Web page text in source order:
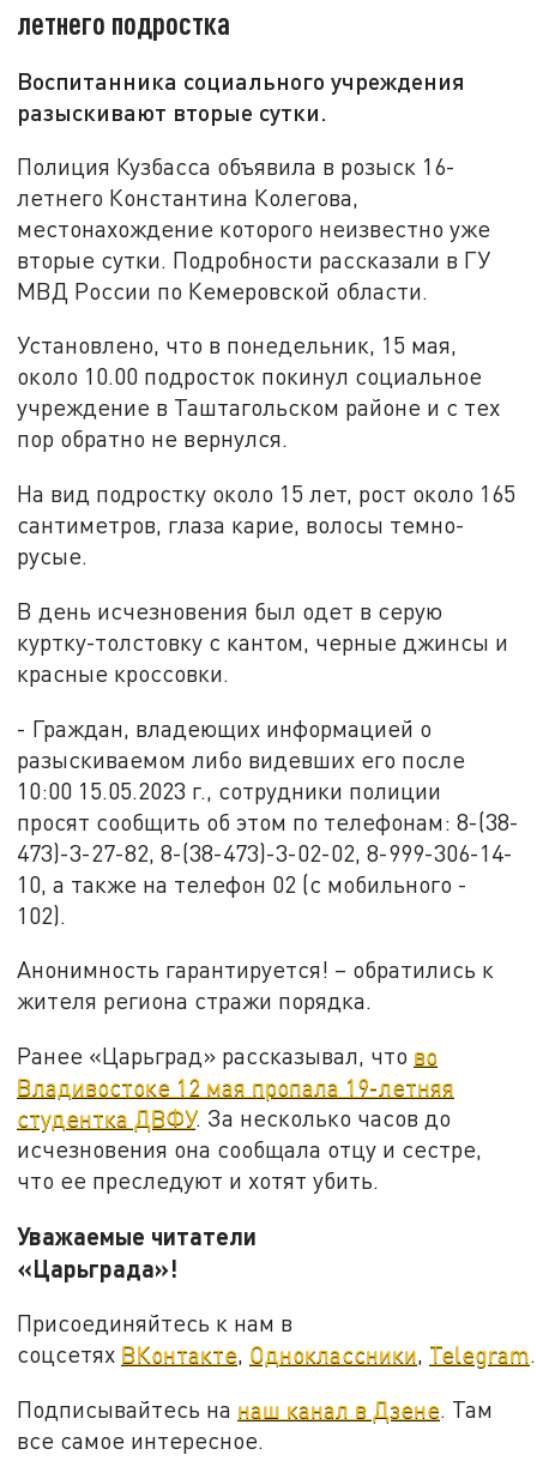
летнего подростка
Воспитанника социального учреждения
разыскивают вторые сутки.
Полиция Кузбасса объявила в розыск 16-
летнего Константина Колегова,
местонахождение которого неизвестно уже
вторые сутки. Подробности рассказали в ГУ
МВД России по Кемеровской области.
Установлено, что в понедельник, 15 мая,
около 10.00 подросток покинул социальное
учреждение в Таштагольском районе и с тех
пор обратно не вернулся.
На вид подростку около 15 лет, рост около 165
сантиметров, глаза карие, волосы темно-
русые.
В день исчезновения был одет в серую
куртку-толстовку с кантом, черные джинсы и
красные кроссовки.
- Граждан, владеющих информацией о
разыскиваемом либо видевших его после
10:00 15.05.2023 г., сотрудники полиции
просят сообщить об этом по телефонам: 8-(38-
473)-3-27-82, 8-(38-473)-3-02-02, 8-999-306-14-
10, а также на телефон 02 (с мобильного -
102).
Анонимность гарантируется! – обратились к
жителя региона стражи порядка.
Ранее «Царьград» рассказывал, что во
Владивостоке 12 мая пропала 19-летняя
студентка ДВФУ. За несколько часов до
исчезновения она сообщала отцу и сестре,
что ее преследуют и хотят убить.
Уважаемые читатели
«Царьграда»!
Присоединяйтесь к нам в
соцсетях ВКонтакте, Одноклассники, Telegram.
Подписывайтесь на наш канал в Дзене. Там
все самое интересное.